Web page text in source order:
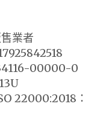
業者
00000-0
22000:2018：